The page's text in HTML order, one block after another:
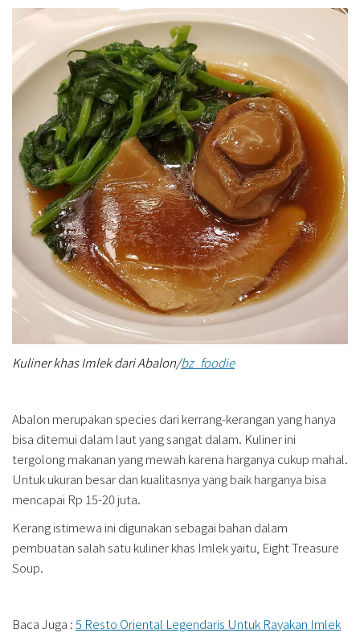
Kuliner khas Imlek dari Abalon/bz_foodie
Abalon merupakan species dari kerrang-kerangan yang hanya
bisa ditemui dalam laut yang sangat dalam. Kuliner ini
tergolong makanan yang mewah karena harganya cukup mahal.
Untuk ukuran besar dan kualitasnya yang baik harganya bisa
mencapai Rp 15-20 juta.
Kerang istimewa ini digunakan sebagai bahan dalam
pembuatan salah satu kuliner khas Imlek yaitu, Eight Treasure
Soup.
Baca Juga :5 Resto Oriental Legendaris Untuk Rayakan Imlek